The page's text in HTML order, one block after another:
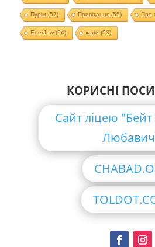
Пурім (57) Привітання(55) Про
EnerJew(54) хали (53)
КОРИСНІ
Сайт ліцею